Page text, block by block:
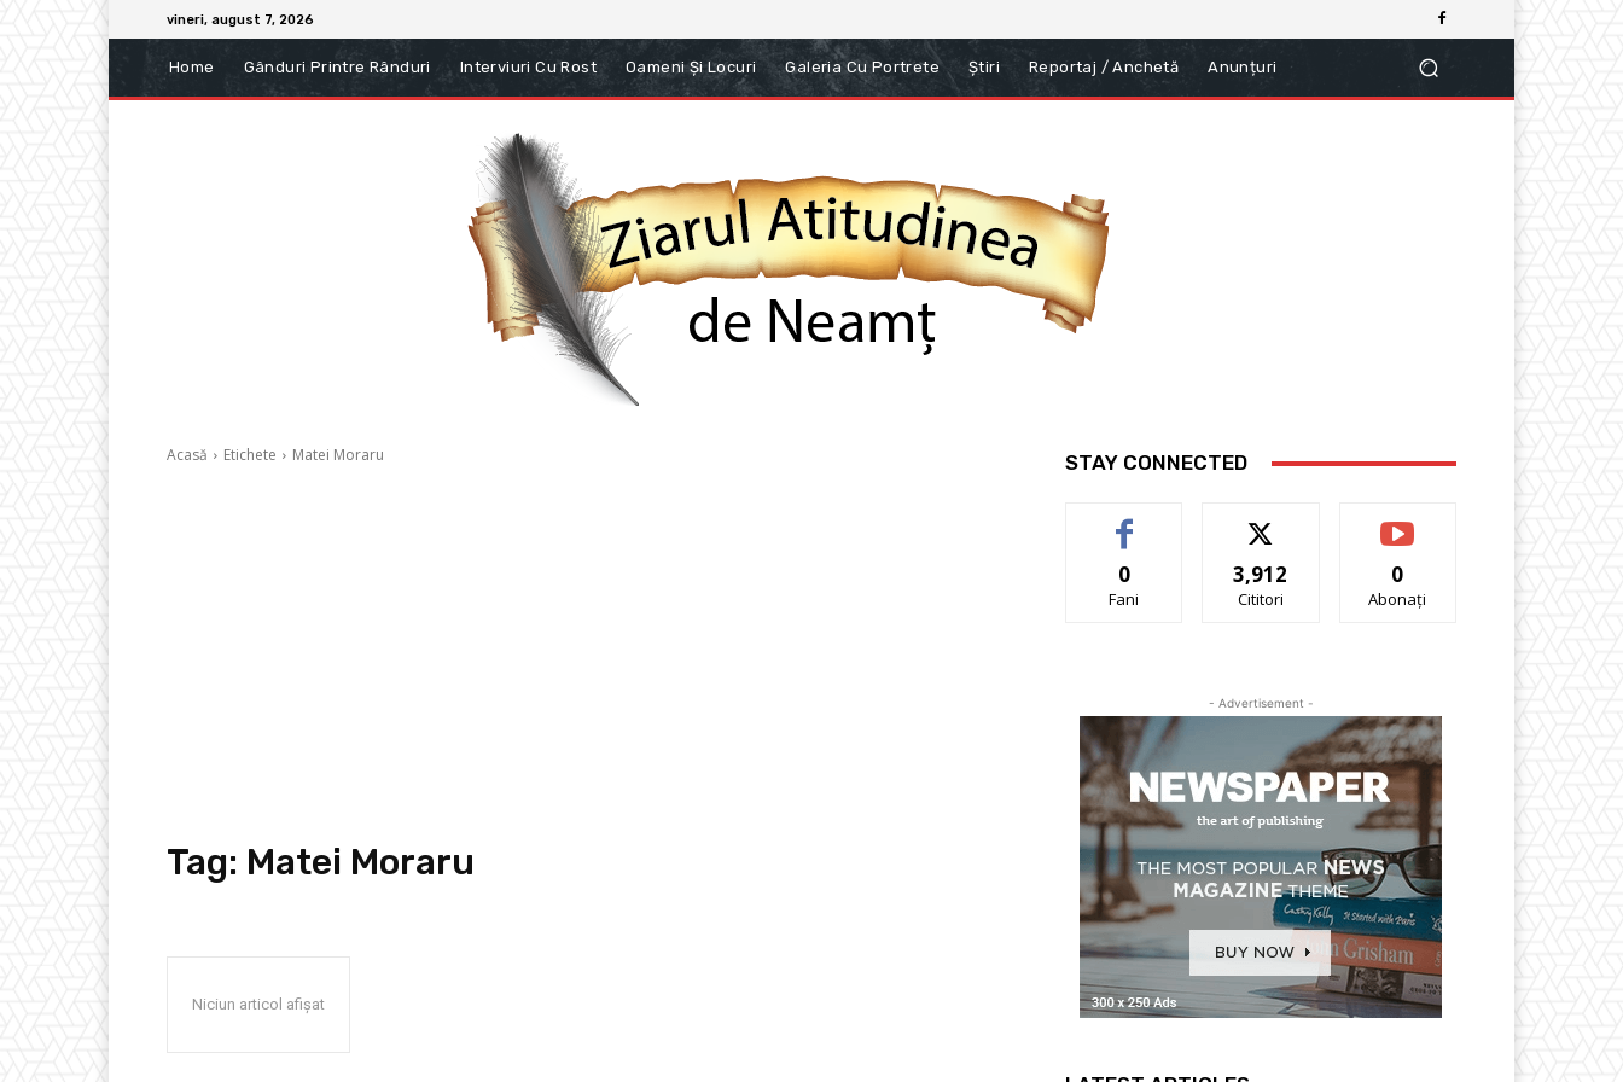
vineri, august 7, 2026
Home Gânduri Printre Rânduri Interviuri Cu Rost Oameni Și Locuri Galeria Cu Portrete Știri Reportaj / Anchetă Anunțuri
Acasă Etichete Matei Moraru
Tag: Matei Moraru
Niciun articol afișat
STAY CONNECTED
0
Fani
3,912
Cititori
0
Abonați
- Advertisement -